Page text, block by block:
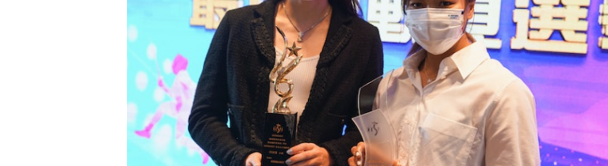
李慧詩（右）表示專注大學學業，加上奧運積分周期由明年開始，不會出戰10月世錦賽。（葉詩敏攝）
完成事業為首要目標 冀有人接棒
曾三戰奧運的李慧詩，會否出戰明年杭州亞運與2024巴黎奧運，一直是外界
焦點。近年重返校園的她坦言，與教練沈金康商討後，仍想以完成學業為